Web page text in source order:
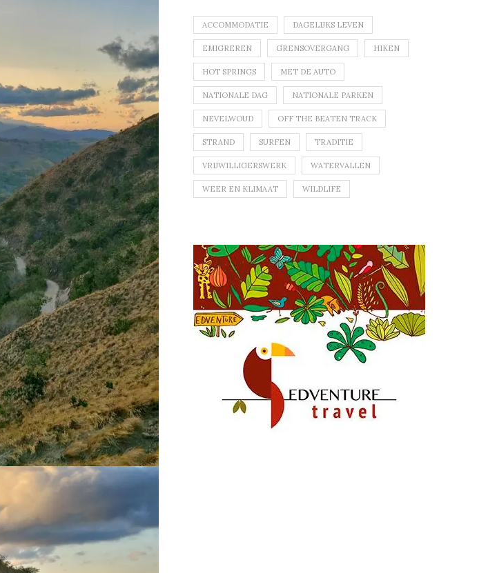
ACCOMMODATIE DAGELIJKS LEVEN
EMIGREREN GRENSOVERGANG HIKEN
HOT SPRINGS MET DE AUTO
NATIONALE DAG NATIONALE PARKEN
NEVELWOUD OFF THE BEATEN TRACK
STRAND SURFEN TRADITIE
VRIJWILLIGERSWERK WATERVALLEN
WEER EN KLIMAAT WILDLIFE